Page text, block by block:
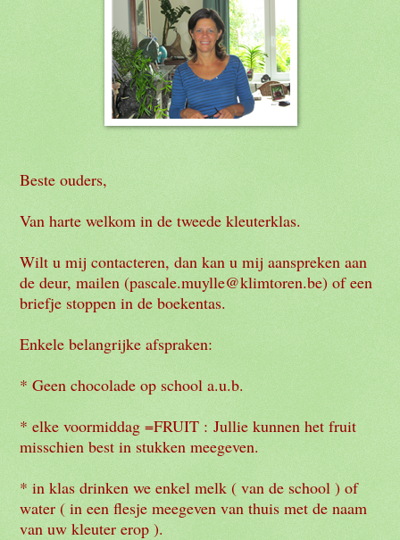
Beste ouders,
Van harte welkom in de tweede kleuterklas.
Wilt u mij contacteren, dan kan u mij aanspreken aan
de deur, mailen (pascale.muylle@klimtoren.be) of een
briefje stoppen in de boekentas.
Enkele belangrijke afspraken:
* Geen chocolade op school a.u.b.
* elke voormiddag =FRUIT : Jullie kunnen het fruit
misschien best in stukken meegeven.
* in klas drinken we enkel melk ( van de school ) of
water ( in een flesje meegeven van thuis met de naam
van uw kleuter erop ).